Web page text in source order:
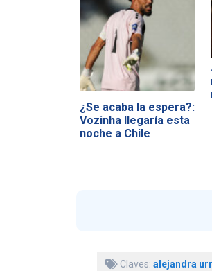
¿Se acaba la espera?:
Vozinha llegaría esta
noche a Chile
Claves: alejandra